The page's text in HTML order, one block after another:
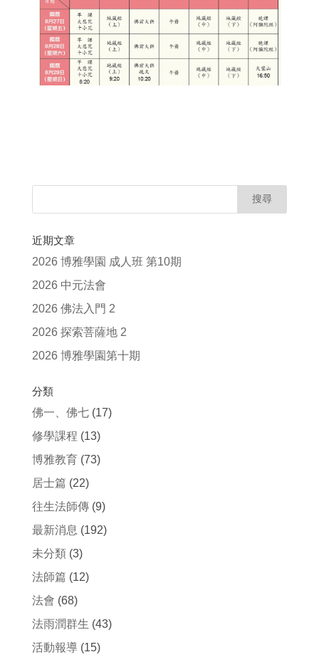
近期文章
2026 博雅學園 成人班 第10期
2026 中元法會
2026 佛法入門 2
2026 探索菩薩地 2
2026 博雅學園第十期
分類
佛一、佛七(17)
修學課程 (13)
博雅教育(73)
居士篇 (22)
往生法師傳(9)
最新消息 (192)
未分類(3)
法師篇 (12)
法會 (68)
法雨潤群生 (43)
活動報導(15)